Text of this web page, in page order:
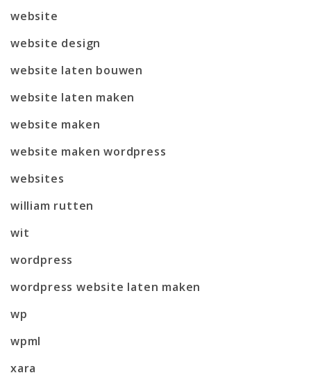
website
website design
website laten bouwen
website laten maken
website maken
website maken wordpress
websites
william rutten
wit
wordpress
wordpress website laten maken
wp
wpml
xara